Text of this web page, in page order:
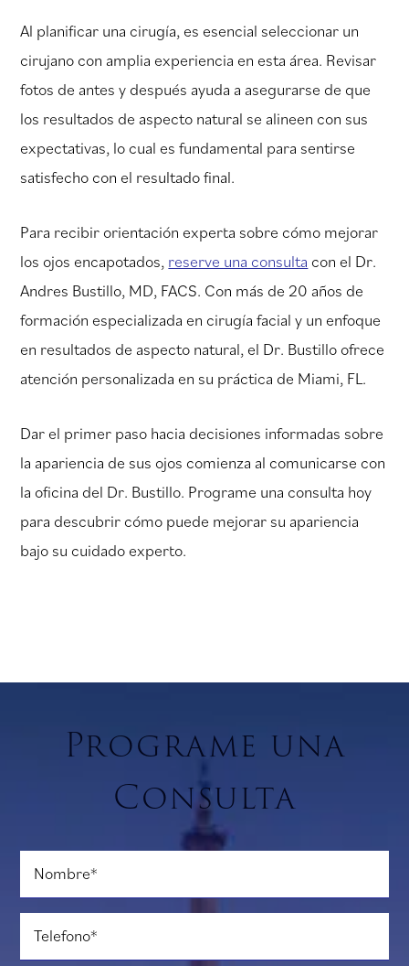
Al planificar una cirugía, es esencial seleccionar un
cirujano con amplia experiencia en esta área. Revisar
fotos de antes y después ayuda a asegurarse de que
los resultados de aspecto natural se alineen con sus
expectativas, lo cual es fundamental para sentirse
satisfecho con el resultado final.
Para recibir orientación experta sobre cómo mejorar
los ojos encapotados, reserve una consulta con el Dr.
Andres Bustillo, MD, FACS. Con más de 20 años de
formación especializada en cirugía facial y un enfoque
en resultados de aspecto natural, el Dr. Bustillo ofrece
atención personalizada en su práctica de Miami, FL.
Dar el primer paso hacia decisiones informadas sobre
la apariencia de sus ojos comienza al comunicarse con
la oficina del Dr. Bustillo. Programe una consulta hoy
para descubrir cómo puede mejorar su apariencia
bajo su cuidado experto.
Programe una
Consulta
Nombre
Telefono